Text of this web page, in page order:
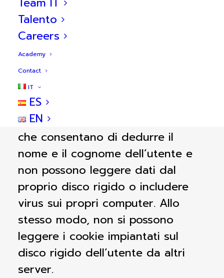
Talento
Careers
Academy
Contact
IT
ES
EN
si accede, il tempo di connessione,
il dispositivo da cui si accede
(fisso o mobile), il sistema
operativo e il browser utilizzati, le
pagine più visitate, il numero di
clic effettuati e i dati relativi al
comportamento dell’utente su
Internet. Non forniscono riferimenti
che consentano di dedurre il
nome e il cognome dell’utente e
non possono leggere dati dal
proprio disco rigido o includere
virus sui propri computer. Allo
stesso modo, non si possono
leggere i cookie impiantati sul
disco rigido dell’utente da altri
server.